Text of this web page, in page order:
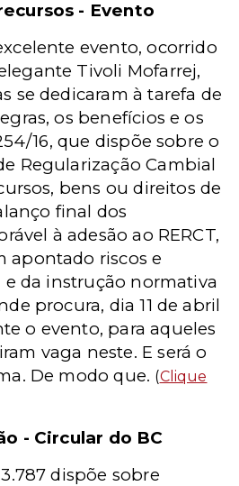
- Evento
evento, ocorrido
Tivoli Mofarrej,
se dedicaram à tarefa de
os benefícios e os
16, que dispõe sobre o
Regularização Cambial
bens ou direitos de
final dos
à adesão ao RERCT,
apontado riscos e
e da instrução normativa
procura, dia 11 de abril
o evento, para aqueles
vaga neste. E será o
De modo que. (Clique
- Circular do BC
dispõe sobre